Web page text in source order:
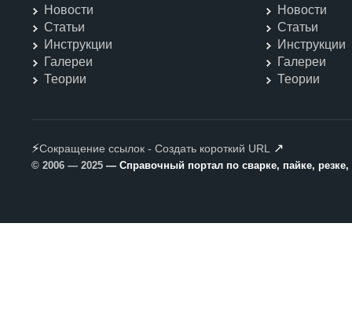
Новости
Статьи
Инструкции
Галереи
Теории
Новости
Статьи
Инструкции
Галереи
Теории
⚡Сокращение ссылок - Создать короткий URL ↗
© 2006 — 2025 — Справочный портал по сварке, пайке,